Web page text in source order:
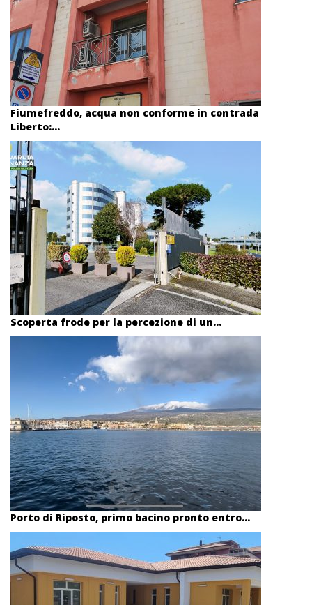
Fiumefreddo, acqua non conforme in contrada
Liberto:...
Scoperta frode per la percezione di un...
Porto di Riposto, primo bacino pronto entro...